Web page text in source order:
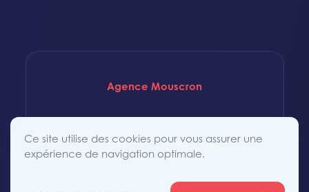
Agence Mouscron
Rue Saint-Achaire 86
7700 Mouscron
+32 (0)56 56 12 34
Ce site utilise des cookies pour vous assurer une
expérience de navigation optimale.